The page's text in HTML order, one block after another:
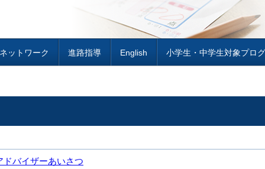
ットワーク 進路指導 English 小学生・中学生対象プロ
ドバイザーあいさつ